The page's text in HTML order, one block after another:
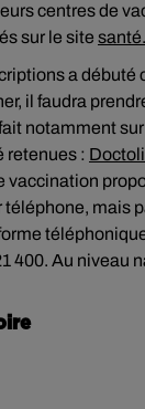
centres de
sur le site
a débuté
il faudra
notamment
retenues :
vaccination
mais
400. Au niveau